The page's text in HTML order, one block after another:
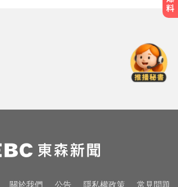
有252人
還大！馬斯克喊打造「地球
築」 亮點一次看
拉？醫曝乳糖不耐補鈣救
關於我們 公告 隱私權政策 常見問題